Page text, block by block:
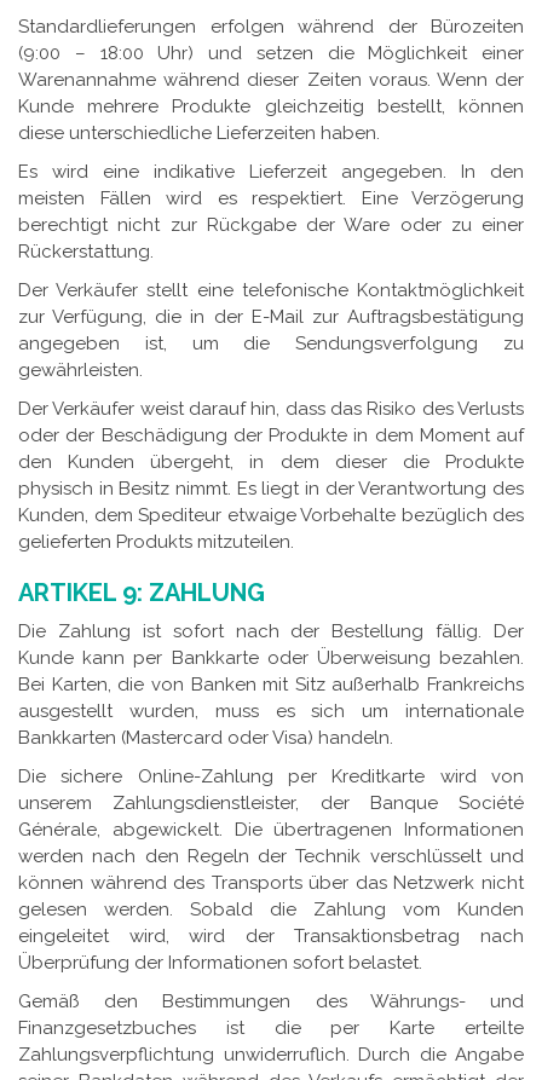
Standardlieferungen erfolgen während der Bürozeiten
(9:00 – 18:00 Uhr) und setzen die Möglichkeit einer
Warenannahme während dieser Zeiten voraus. Wenn der
Kunde mehrere Produkte gleichzeitig bestellt, können
diese unterschiedliche Lieferzeiten haben.
Es wird eine indikative Lieferzeit angegeben. In den
meisten Fällen wird es respektiert. Eine Verzögerung
berechtigt nicht zur Rückgabe der Ware oder zu einer
Rückerstattung.
Der Verkäufer stellt eine telefonische Kontaktmöglichkeit
zur Verfügung, die in der E-Mail zur Auftragsbestätigung
angegeben ist, um die Sendungsverfolgung zu
gewährleisten.
Der Verkäufer weist darauf hin, dass das Risiko des Verlusts
oder der Beschädigung der Produkte in dem Moment auf
den Kunden übergeht, in dem dieser die Produkte
physisch in Besitz nimmt. Es liegt in der Verantwortung des
Kunden, dem Spediteur etwaige Vorbehalte bezüglich des
gelieferten Produkts mitzuteilen.
ARTIKEL 9: ZAHLUNG
Die Zahlung ist sofort nach der Bestellung fällig. Der
Kunde kann per Bankkarte oder Überweisung bezahlen.
Bei Karten, die von Banken mit Sitz außerhalb Frankreichs
ausgestellt wurden, muss es sich um internationale
Bankkarten (Mastercard oder Visa) handeln.
Die sichere Online-Zahlung per Kreditkarte wird von
unserem Zahlungsdienstleister, der Banque Société
Générale, abgewickelt. Die übertragenen Informationen
werden nach den Regeln der Technik verschlüsselt und
können während des Transports über das Netzwerk nicht
gelesen werden. Sobald die Zahlung vom Kunden
eingeleitet wird, wird der Transaktionsbetrag nach
Überprüfung der Informationen sofort belastet.
Gemäß den Bestimmungen des Währungs- und
Finanzgesetzbuches ist die per Karte erteilte
Zahlungsverpflichtung unwiderruflich. Durch die Angabe